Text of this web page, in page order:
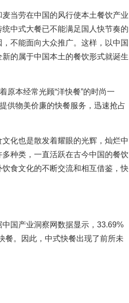
当劳在中国的风行使本土餐饮产业
中式大餐已不能满足国人快节奏的
不能面向大众推广。这样，以中国
的属于中国本土的餐饮形式就诞生
本经常光顾“洋快餐”的时尚一
供物美价廉的快餐服务，迅速抢占
化也是散发着耀眼的光辉，灿烂中
种类，一直活跃在古今中国的餐饮
食文化的不断交流和相互借鉴，快
国产业洞察网数据显示，33.69%
餐。因此，中式快餐出现了前所未